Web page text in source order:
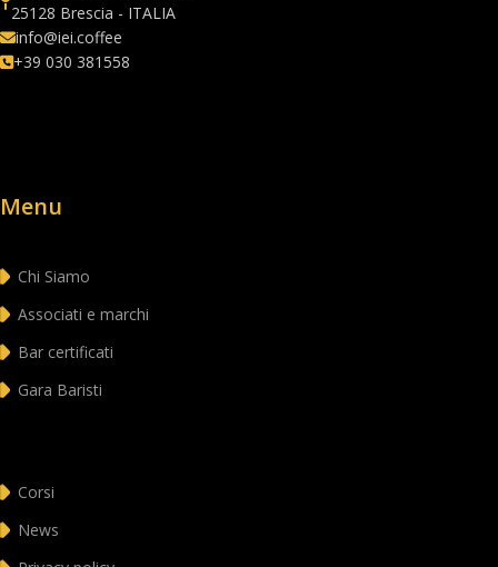
25128 Brescia - ITALIA
info@iei.coffee
+39 030 381558
Menu
Chi Siamo
Associati e marchi
Bar certificati
Gara Baristi
Corsi
News